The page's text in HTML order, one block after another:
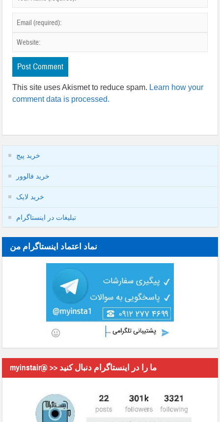
This site uses Akismet to reduce spam. Learn how your
comment data is processed.
خرید پیج
خرید فالوور
خرید لایک
تبلیغات در اینستاگرام
نماد اعتماد اینستاگرام من
myinstair@ >> ما را در اینستاگرام دنبال کنید